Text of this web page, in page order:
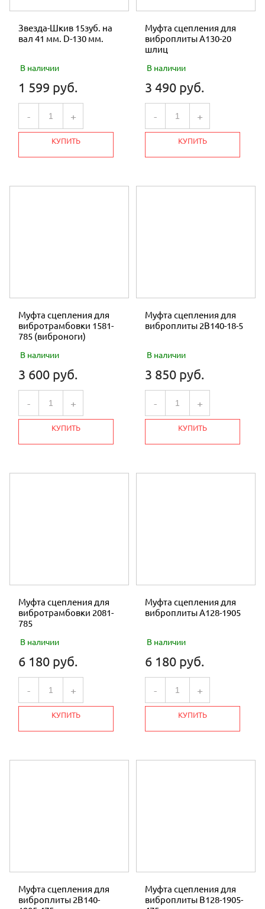
МУФТЫ СЦЕПЛЕНИЯ
РЕМНИ
СВЕЧИ
ТРОСЫ И РУЧКИ
ШНУРЫ
ЗАПЧАСТИ К КОРМОИЗМЕЛЬЧИТЕЛЯМ
ПОДШИПНИКИ
НОЖ ГАЗОНОКОСИЛКИ
МОТОБЛОКИ
КАЛОРИФЕРЫ И ТЕПЛОВЕНТИЛЯТОРЫ
МОТОПОМПЫ
НАВЕСНОЕ И ПРИЦЕПНОЕ ОБОРУДОВАНИЕ
ОПРЫСКИВАТЕЛИ
СВАРОЧНЫЕ АППАРАТЫ
НАСОСЫ
УЦЕНКА
Звезда-Шкив 15зуб. на
вал 41 мм. D-130 мм.
В наличии
1 599 руб.
- +
КУПИТЬ
Муфта сцепления для
виброплиты A130-20
шлиц
В наличии
3 490 руб.
- +
КУПИТЬ
Муфта сцепления для
вибротрамбовки 1581-
785 (виброноги)
В наличии
3 600 руб.
- +
КУПИТЬ
Муфта сцепления для
виброплиты 2B140-18-5
В наличии
3 850 руб.
- +
КУПИТЬ
Муфта сцепления для
вибротрамбовки 2081-
785
В наличии
6 180 руб.
- +
КУПИТЬ
Муфта сцепления для
виброплиты A128-1905
В наличии
6 180 руб.
- +
КУПИТЬ
Муфта сцепления для
виброплиты 2B140-
Муфта сцепления для
виброплиты В128-1905-